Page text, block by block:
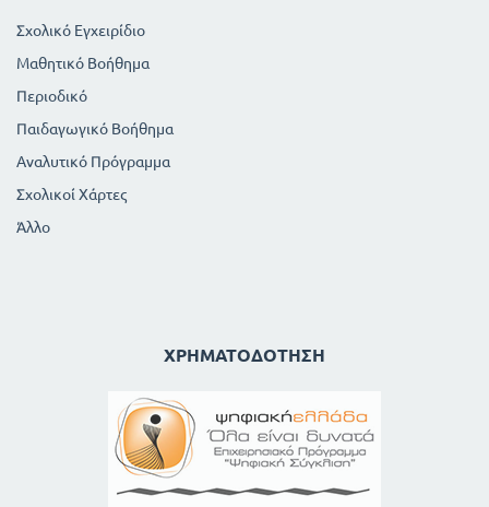
Σχολικό Εγχειρίδιο
Μαθητικό Βοήθημα
Περιοδικό
Παιδαγωγικό Βοήθημα
Αναλυτικό Πρόγραμμα
Σχολικοί Χάρτες
Άλλο
ΧΡΗΜΑΤΟΔΌΤΗΣΗ